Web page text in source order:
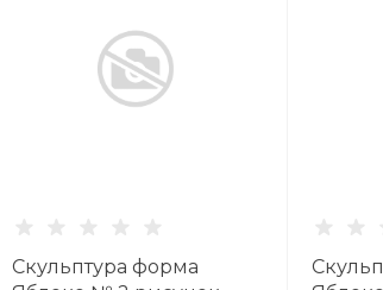
Скульптура форма